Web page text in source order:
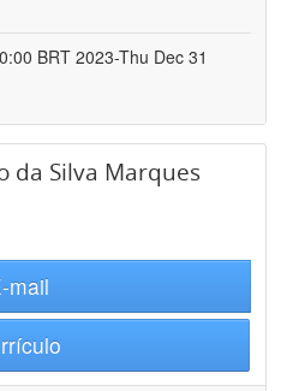
BRT 2023-Thu Dec 31
da Silva Marques
mail